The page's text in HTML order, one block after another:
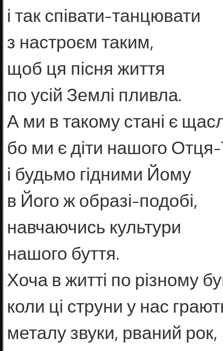
і так співати-танцювати
з настроєм таким,
щоб ця пісня життя
по усій Землі пливла.
А ми в такому стані є
бо ми є діти нашого
і будьмо гідними Йому
в Його ж образі-подобі,
навчаючись культури
нашого буття.
Хоча в житті по різному
коли ці струни у нас
металу звуки, рваний рок,